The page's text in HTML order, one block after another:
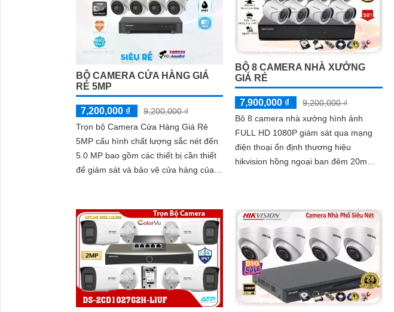
BỘ CAMERA CỬA HÀNG GIÁ
RẺ 5MP
7,200,000 ₫
9,200,000 ₫
Trọn bộ Camera Cửa Hàng Giá Rẻ
5MP cấu hình chất lượng sắc nét đến
5.0 MP bao gồm các thiết bị cần thiết
để giám sát và bảo vệ cửa hàng của
BỘ 8 CAMERA NHÀ XƯỞNG
GIÁ RẺ
7,900,000 ₫
9,200,000 ₫
Bô 8 camera nhà xưởng hình ảnh
FULL HD 1080P giám sát qua mạng
điện thoại ổn định thương hiệu
hikvision hồng ngoại ban đêm 20m